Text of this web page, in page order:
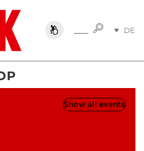
SUCHESUCHE
DE